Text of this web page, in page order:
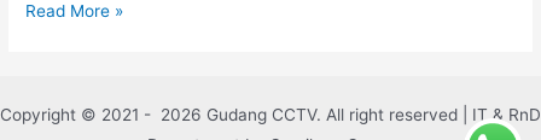
Read More »
Copyright © 2021 - 2026 Gudang CCTV. All right reserved | IT & RnD